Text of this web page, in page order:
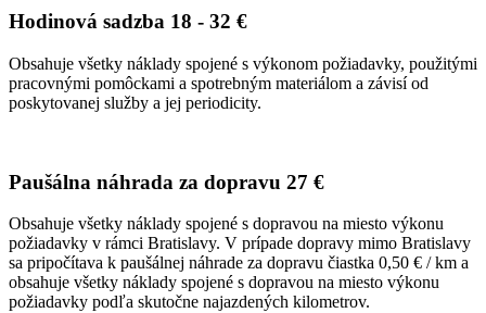
Hodinová sadzba 18 - 32 €
Obsahuje všetky náklady spojené s výkonom požiadavky, použitými
pracovnými pomôckami a spotrebným materiálom a závisí od
poskytovanej služby a jej periodicity.
Paušálna náhrada za dopravu 27 €
Obsahuje všetky náklady spojené s dopravou na miesto výkonu
požiadavky v rámci Bratislavy. V prípade dopravy mimo Bratislavy
sa pripočítava k paušálnej náhrade za dopravu čiastka 0,50 € / km a
obsahuje všetky náklady spojené s dopravou na miesto výkonu
požiadavky podľa skutočne najazdených kilometrov.